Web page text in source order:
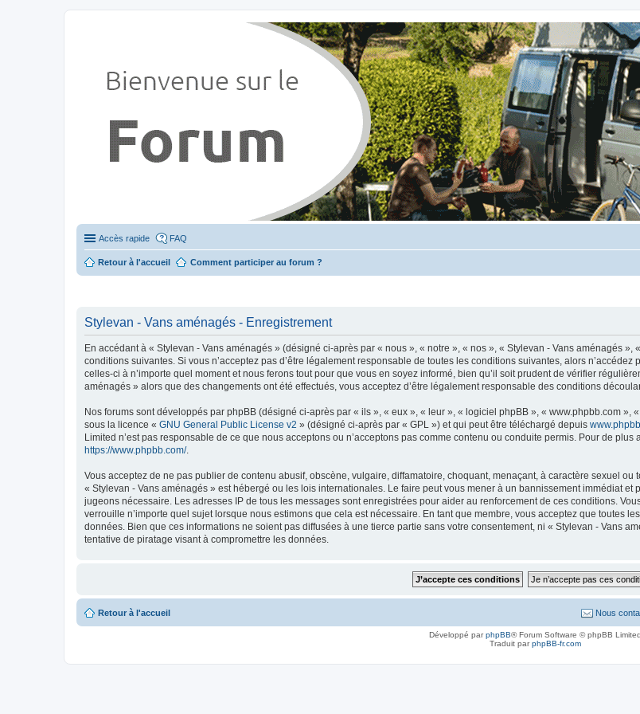
Stylevan - Vans aménagés
Accès rapide FAQ
Retour à l'accueil Comment participer au forum ?
Stylevan - Vans aménagés - Enregistrement
En accédant à « Stylevan - Vans aménagés » (désigné ci-après par « nous », « notre », « nos », « Stylevan - Vans aménagés
conditions suivantes. Si vous n’acceptez pas d’être légalement responsable de toutes les conditions suivantes, alors
celles-ci à n’importe quel moment et nous ferons tout pour que vous en soyez informé, bien qu’il soit prudent de vérifier
aménagés » alors que des changements ont été effectués, vous acceptez d’être légalement responsable des conditions
Nos forums sont développés par phpBB (désigné ci-après par « ils », « eux », « leur », « logiciel phpBB », « www.phpbb.com
sous la licence « GNU General Public License v2 » (désigné ci-après par « GPL ») et qui peut être téléchargé depuis
Limited n’est pas responsable de ce que nous acceptons ou n’acceptons pas comme contenu ou conduite permis. Pour de
https://www.phpbb.com/.
Vous acceptez de ne pas publier de contenu abusif, obscène, vulgaire, diffamatoire, choquant, menaçant, à caractère sexuel
« Stylevan - Vans aménagés » est hébergé ou les lois internationales. Le faire peut vous mener à un bannissement immédiat
jugeons nécessaire. Les adresses IP de tous les messages sont enregistrées pour aider au renforcement de ces conditions.
verrouille n’importe quel sujet lorsque nous estimons que cela est nécessaire. En tant que membre, vous acceptez que toutes
données. Bien que ces informations ne soient pas diffusées à une tierce partie sans votre consentement, ni « Stylevan - Vans
tentative de piratage visant à compromettre les données.
Retour à l'accueil Nous
Développé parphpBB® Forum Software © phpBB Limited
Traduit parphpBB-fr.com